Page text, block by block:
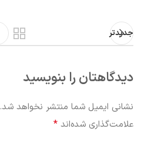
جدیدتر
دیدگاهتان را بنویسید
نشانی ایمیل شما منتشر نخواهد شد.
علامت‌گذاری شده‌اند *